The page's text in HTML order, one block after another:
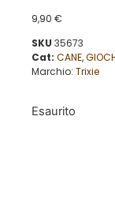
9,90 €
SKU 35673
Cat: CANE,
Marchio: Trixie
Esaurito